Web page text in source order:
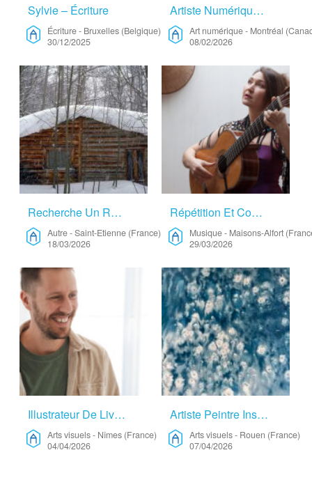
Sylvie – Écriture
Écriture- Bruxelles (Belgique)
30/12/2025
Artiste Numérique Et Poète – Art Numérique
Art numérique- Montréal
08/02/2026
Recherche Un Refuge Pour Fabriquer Des Vêtements Et écrire – Autre
Autre-Saint-Etienne (France)
18/03/2026
Répétition Et Composition Chanson Acoustique – Musique
Musique- Maisons-Alfort
29/03/2026
Illustrateur De Livres – Arts Visuels
Arts visuels- Nîmes (France)
04/04/2026
Artiste Peintre Inspirée Par La Nature Et L’eau – Arts Visuels
Arts visuels- Rouen (France)
07/04/2026